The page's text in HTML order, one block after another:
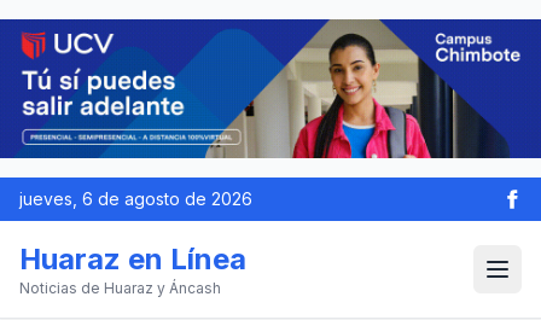
jueves, 6 de agosto de 2026
Huaraz en Línea
Noticias de Huaraz y Áncash